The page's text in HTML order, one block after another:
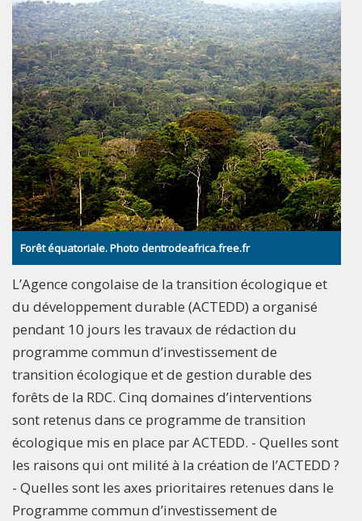
Forêt équatoriale. Photo dentrodeafrica.free.fr
L’Agence congolaise de la transition écologique et
du développement durable (ACTEDD) a organisé
pendant 10 jours les travaux de rédaction du
programme commun d’investissement de
transition écologique et de gestion durable des
forêts de la RDC. Cinq domaines d’interventions
sont retenus dans ce programme de transition
écologique mis en place par ACTEDD. - Quelles sont
les raisons qui ont milité à la création de l’ACTEDD ?
- Quelles sont les axes prioritaires retenues dans le
Programme commun d’investissement de